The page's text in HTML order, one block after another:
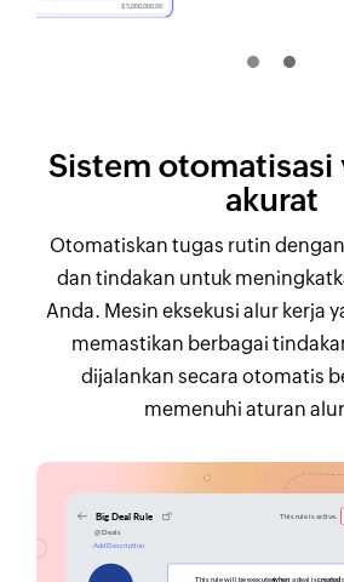
Sistem otomatisasi
akurat
Otomatiskan tugas rutin
dan tindakan untuk
Anda. Mesin eksekusi alur kerja
memastikan berbagai
dijalankan secara otomatis
memenuhi aturan